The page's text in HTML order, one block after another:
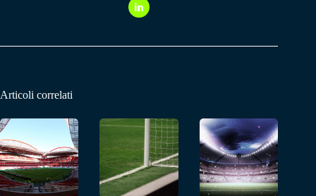
Articoli correlati